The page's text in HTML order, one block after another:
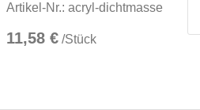
Artikel-Nr.: acryl-dichtmasse
11,58 € /Stück